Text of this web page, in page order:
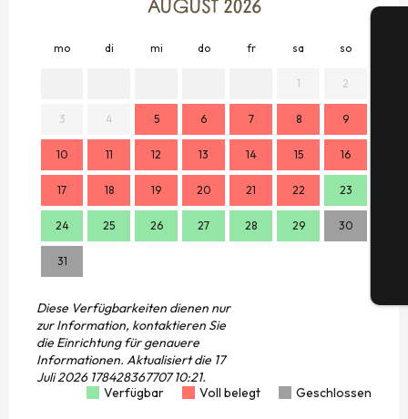
AUGUST 2026
mo di mi do fr sa so
1 2
3 4 5 6 7 8 9
10 11 12 13 14 15 16
17 18 19 20 21 22 23
24 25 26 27 28 29 30
31
Diese Verfügbarkeiten dienen nur
zur Information, kontaktieren Sie
die Einrichtung für genauere
Informationen. Aktualisiert die 17
Juli 2026 178428367707 10:21.
Verfügbar
Voll belegt Geschlossen